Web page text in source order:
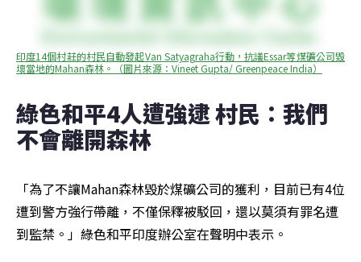
印度14個村莊的村民自動發起Van Satyagraha行動，抗議Essar等煤礦公司毀
壞當地的Mahan森林。（圖片來源：Vineet Gupta/ Greenpeace India）
綠色和平4人遭強逮 村民：我們
不會離開森林
「為了不讓Mahan森林毀於煤礦公司的獲利，目前已有4位
遭到警方強行帶離，不僅保釋被駁回，還以莫須有罪名遭
到監禁。」綠色和平印度辦公室在聲明中表示。